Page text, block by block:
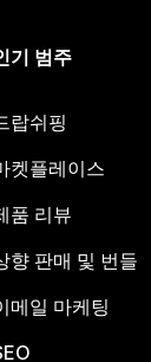
기 범주
랍쉬핑
켓플레이스
품 리뷰
향 판매 및 번들
메일 마케팅